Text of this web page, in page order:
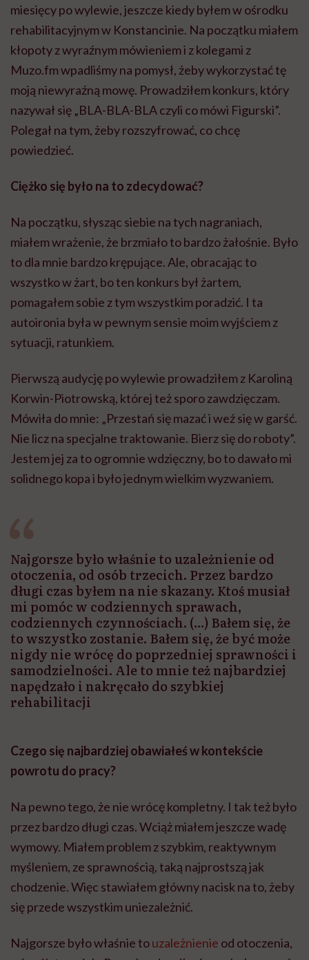
miesięcy po wylewie, jeszcze kiedy byłem w ośrodku
rehabilitacyjnym w Konstancinie. Na początku miałem
kłopoty z wyraźnym mówieniem i z kolegami z
Muzo.fm wpadliśmy na pomysł, żeby wykorzystać tę
moją niewyraźną mowę. Prowadziłem konkurs, który
nazywał się „BLA-BLA-BLA czyli co mówi Figurski”.
Polegał na tym, żeby rozszyfrować, co chcę
powiedzieć.
Ciężko się było na to zdecydować?
Na początku, słysząc siebie na tych nagraniach,
miałem wrażenie, że brzmiało to bardzo żałośnie. Było
to dla mnie bardzo krępujące. Ale, obracając to
wszystko w żart, bo ten konkurs był żartem,
pomagałem sobie z tym wszystkim poradzić. I ta
autoironia była w pewnym sensie moim wyjściem z
sytuacji, ratunkiem.
Pierwszą audycję po wylewie prowadziłem z Karoliną
Korwin-Piotrowską, której też sporo zawdzięczam.
Mówiła do mnie: „Przestań się mazać i weź się w garść.
Nie licz na specjalne traktowanie. Bierz się do roboty”.
Jestem jej za to ogromnie wdzięczny, bo to dawało mi
solidnego kopa i było jednym wielkim wyzwaniem.
Najgorsze było właśnie to uzależnienie od
otoczenia, od osób trzecich. Przez bardzo
długi czas byłem na nie skazany. Ktoś musiał
mi pomóc w codziennych sprawach,
codziennych czynnościach. (...) Bałem się, że
to wszystko zostanie. Bałem się, że być może
nigdy nie wrócę do poprzedniej sprawności i
samodzielności. Ale to mnie też najbardziej
napędzało i nakręcało do szybkiej
rehabilitacji
Czego się najbardziej obawiałeś w kontekście
powrotu do pracy?
Na pewno tego, że nie wrócę kompletny. I tak też było
przez bardzo długi czas. Wciąż miałem jeszcze wadę
wymowy. Miałem problem z szybkim, reaktywnym
myśleniem, ze sprawnością, taką najprostszą jak
chodzenie. Więc stawiałem główny nacisk na to, żeby
się przede wszystkim uniezależnić.
Najgorsze było właśnie touzależnienie od otoczenia,